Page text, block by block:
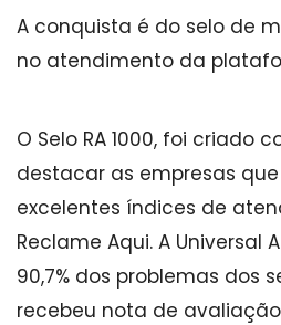
A conquista é do selo de
no atendimento da
O Selo RA 1000, foi criado
destacar as empresas
excelentes índices de
Reclame Aqui. A Universal
90,7% dos problemas dos
recebeu nota de